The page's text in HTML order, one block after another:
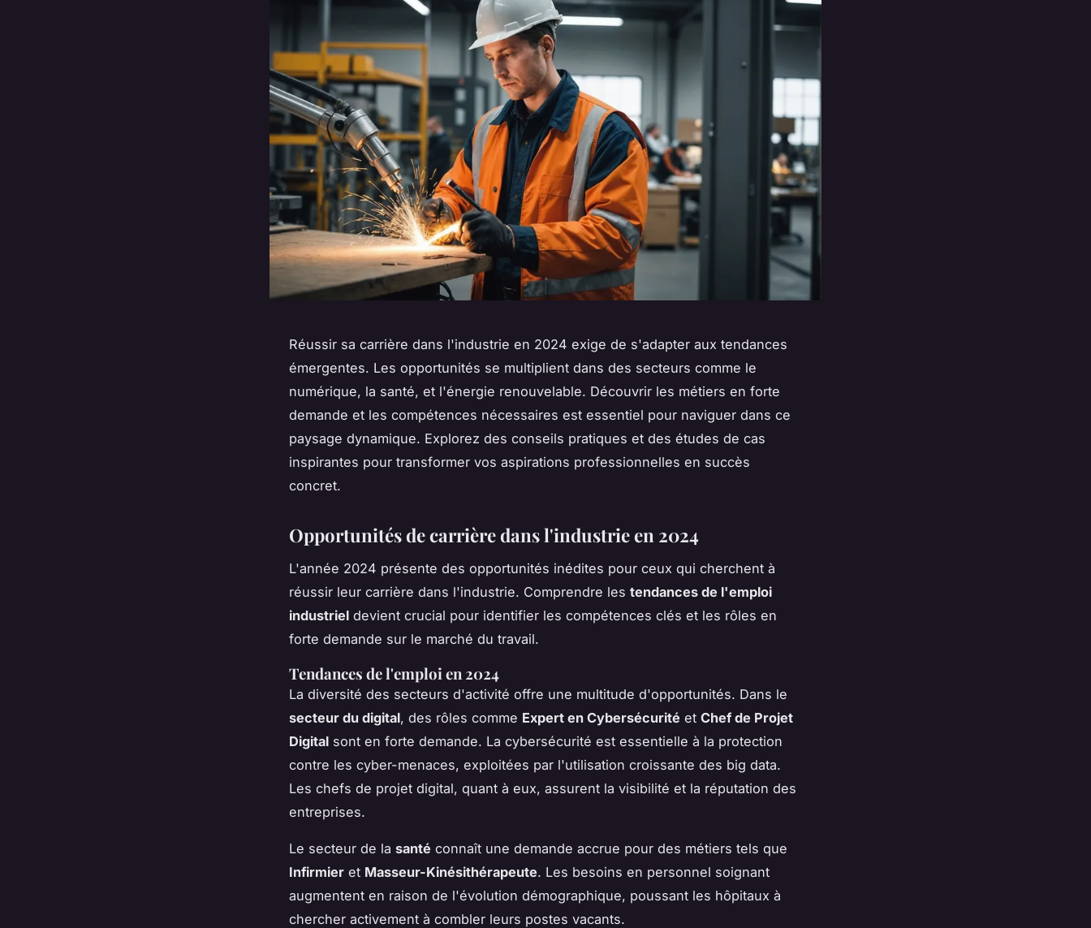
Réussir sa carrière dans l'industrie en 2024 exige de s'adapter aux tendances
émergentes. Les opportunités se multiplient dans des secteurs comme le
numérique, la santé, et l'énergie renouvelable. Découvrir les métiers en forte
demande et les compétences nécessaires est essentiel pour naviguer dans ce
paysage dynamique. Explorez des conseils pratiques et des études de cas
inspirantes pour transformer vos aspirations professionnelles en succès
concret.
Opportunités de carrière dans l'industrie en 2024
L'année 2024 présente des opportunités inédites pour ceux qui cherchent à
réussir leur carrière dans l'industrie. Comprendre les tendances de l'emploi
industriel devient crucial pour identifier les compétences clés et les rôles en
forte demande sur le marché du travail.
Tendances de l'emploi en 2024
La diversité des secteurs d'activité offre une multitude d'opportunités. Dans le
secteur du digital, des rôles comme Expert en Cybersécurité et Chef de Projet
Digital sont en forte demande. La cybersécurité est essentielle à la protection
contre les cyber-menaces, exploitées par l'utilisation croissante des big data.
Les chefs de projet digital, quant à eux, assurent la visibilité et la réputation des
entreprises.
Le secteur de la santé connaît une demande accrue pour des métiers tels que
Infirmier et Masseur-Kinésithérapeute. Les besoins en personnel soignant
augmentent en raison de l'évolution démographique, poussant les hôpitaux à
chercher activement à combler leurs postes vacants.